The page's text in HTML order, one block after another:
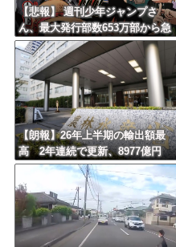
【悲報】 週刊少年ジャンプさ
ん、最大発行部数653万部から急
降下でついに100万部を割ってし
まうｗｗｗｗｗｗｗ
【朗報】26年上半期の輸出額最
高 2年連続で更新、8977億円
農水省「インバウンドの増加に
伴い、日本食の認知度が向上」